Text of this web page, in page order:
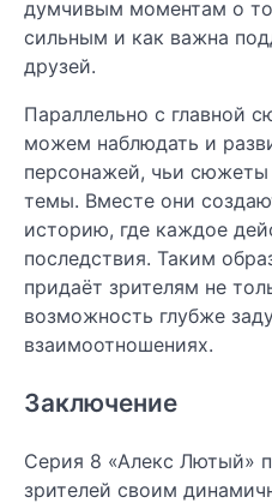
думчивым моментам о
сильным и как важна
друзей.
Параллельно с главной
можем наблюдать и
персонажей, чьи
темы. Вместе они
историю, где каждое
последствия. Таким
придаёт зрителям не
возможность глубже
взаимоотношениях.
Заключение
Серия 8 «Алекс Лютый»
зрителей своим